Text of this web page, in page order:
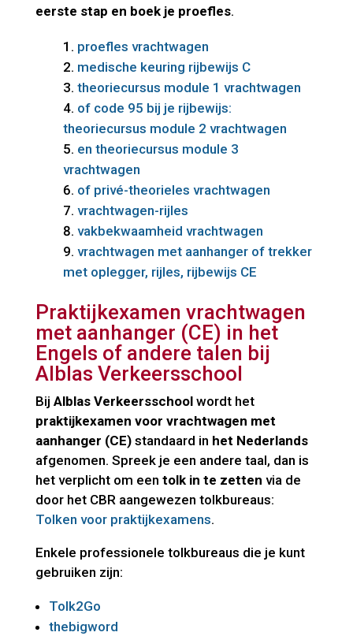
eerste stap en boek je proefles.
proefles vrachtwagen
medische keuring rijbewijs C
theoriecursus module 1 vrachtwagen
of code 95 bij je rijbewijs:
theoriecursus module 2 vrachtwagen
en theoriecursus module 3
vrachtwagen
of privé-theorieles vrachtwagen
vrachtwagen-rijles
vakbekwaamheid vrachtwagen
vrachtwagen met aanhanger of trekker
met oplegger, rijles, rijbewijs CE
Praktijkexamen vrachtwagen
met aanhanger (CE) in het
Engels of andere talen bij
Alblas Verkeersschool
Bij Alblas Verkeersschoolwordt het
praktijkexamen voor vrachtwagen met
aanhanger (CE)standaard in het Nederlands
afgenomen. Spreek je een andere taal, dan is
het verplicht om een tolk in te zetten via de
door het CBR aangewezen tolkbureaus:
Tolken voor praktijkexamens.
Enkele professionele tolkbureaus die je kunt
gebruiken zijn:
Tolk2Go
thebigword